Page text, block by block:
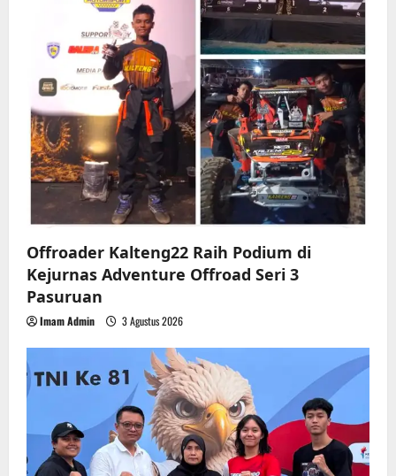
o
n
Offroader Kalteng22 Raih Podium di
Kejurnas Adventure Offroad Seri 3
Pasuruan
Imam Admin 3 Agustus 2026